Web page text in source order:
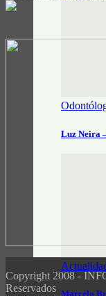
Luz Neira
Marcelo
Copyright 2008 -
Reservados